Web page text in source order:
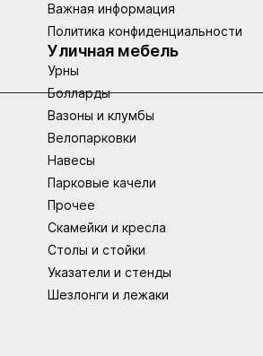
Важная информация
Политика конфиденциальности
Уличная мебель
Урны
Болларды
Вазоны и клумбы
Велопарковки
Навесы
Парковые качели
Прочее
Скамейки и кресла
Столы и стойки
Указатели и стенды
Шезлонги и лежаки